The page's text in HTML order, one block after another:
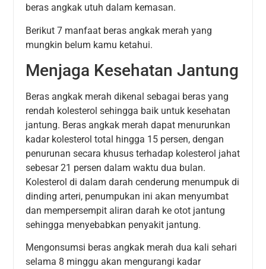
beras angkak utuh dalam kemasan.
Berikut 7 manfaat beras angkak merah yang
mungkin belum kamu ketahui.
Menjaga Kesehatan Jantung
Beras angkak merah dikenal sebagai beras yang
rendah kolesterol sehingga baik untuk kesehatan
jantung. Beras angkak merah dapat menurunkan
kadar kolesterol total hingga 15 persen, dengan
penurunan secara khusus terhadap kolesterol jahat
sebesar 21 persen dalam waktu dua bulan.
Kolesterol di dalam darah cenderung menumpuk di
dinding arteri, penumpukan ini akan menyumbat
dan mempersempit aliran darah ke otot jantung
sehingga menyebabkan penyakit jantung.
Mengonsumsi beras angkak merah dua kali sehari
selama 8 minggu akan mengurangi kadar